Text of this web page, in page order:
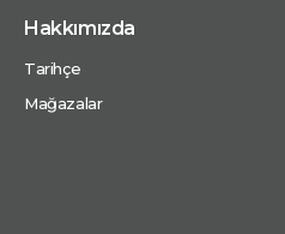
Hakkımızda
Tarihçe
Mağazalar